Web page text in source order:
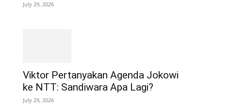
July 29, 2026
Viktor Pertanyakan Agenda Jokowi
ke NTT: Sandiwara Apa Lagi?
July 29, 2026